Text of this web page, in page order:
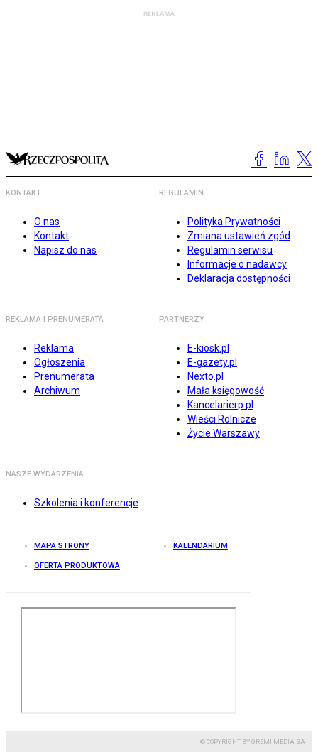
KONTAKT
O nas
Kontakt
Napisz do nas
REGULAMIN
Polityka Prywatności
Zmiana ustawień zgód
Regulamin serwisu
Informacje o nadawcy
Deklaracja dostępności
REKLAMA I PRENUMERATA
Reklama
Ogłoszenia
Prenumerata
Archiwum
PARTNERZY
E-kiosk.pl
E-gazety.pl
Nexto.pl
Mała księgowość
Kancelarierp.pl
Wieści Rolnicze
Życie Warszawy
NASZE WYDARZENIA
Szkolenia i konferencje
MAPA STRONY KALENDARIUM
OFERTA PRODUKTOWA
© COPYRIGHT BY GREMI MEDIA SA